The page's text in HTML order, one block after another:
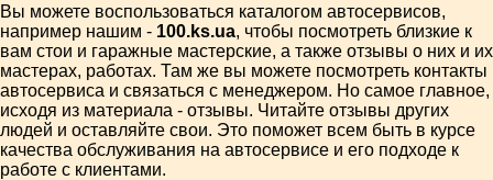
Вы можете воспользоваться каталогом автосервисов,
например нашим - 100.ks.ua, чтобы посмотреть близкие к
вам стои и гаражные мастерские, а также отзывы о них и их
мастерах, работах. Там же вы можете посмотреть контакты
автосервиса и связаться с менеджером. Но самое главное,
исходя из материала - отзывы. Читайте отзывы других
людей и оставляйте свои. Это поможет всем быть в курсе
качества обслуживания на автосервисе и его подходе к
работе с клиентами.